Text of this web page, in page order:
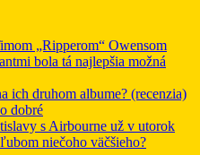
„Ripperom“ Owensom
bola tá najlepšia možná
ich druhom albume? (recenzia)
dobré
s Airbourne už v utorok
niečoho väčšieho?